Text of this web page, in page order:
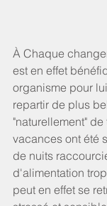
À Chaque
est en effet
organisme pour
repartir de plus
"naturellement"
vacances ont été
de nuits
d'alimentation
peut en effet se